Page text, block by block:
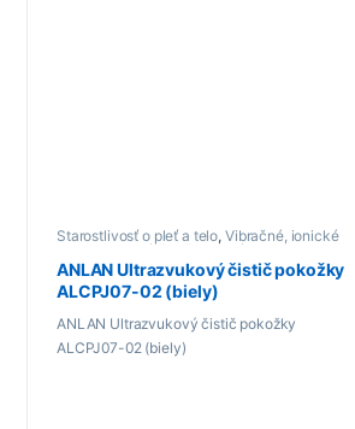
Starostlivosť o pleť a telo, Vibračné, ionické
a ultrazvukové čističe na tvár
ANLAN Ultrazvukový čistič pokožky
ALCPJ07-02 (biely)
ANLAN Ultrazvukový čistič pokožky
ALCPJ07-02 (biely)